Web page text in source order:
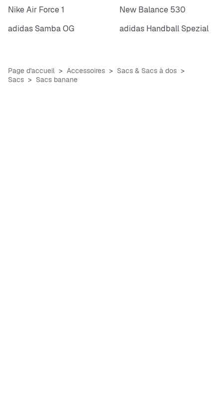
Nike Air Force 1
New Balance 530
adidas Samba OG
adidas Handball Spezial
Page d'accueil Accessoires
Sacs & Sacs à dos
Sacs
Sacs banane